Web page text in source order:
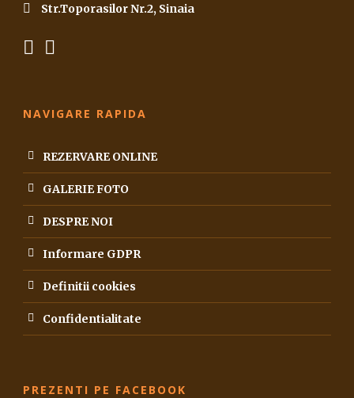
Str.Toporasilor Nr.2, Sinaia
NAVIGARE RAPIDA
REZERVARE ONLINE
GALERIE FOTO
DESPRE NOI
Informare GDPR
Definitii cookies
Confidentialitate
PREZENTI PE FACEBOOK